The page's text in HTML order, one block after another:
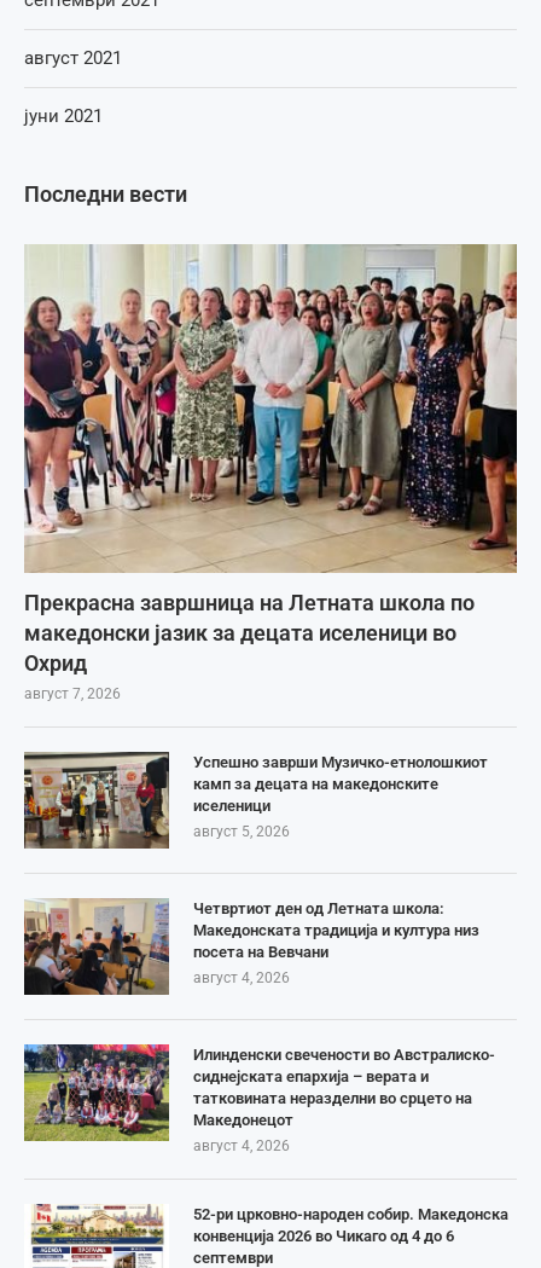
Последни вести
Прекрасна завршница на Летната школа по
македонски јазик за децата иселеници во
Охрид
август 7, 2026
Успешно заврши Музичко-етнолошкиот
камп за децата на македонските
иселеници
август 5, 2026
Четвртиот ден од Летната школа:
Македонската традиција и култура низ
посета на Вевчани
август 4, 2026
Илинденски свечености во Австралиско-
сиднејската епархија – верата и
татковината неразделни во срцето на
Македонецот
август 4, 2026
52-ри црковно-народен собир. Македонска
конвенција 2026 во Чикаго од 4 до 6
септември
август 2021
јуни 2021